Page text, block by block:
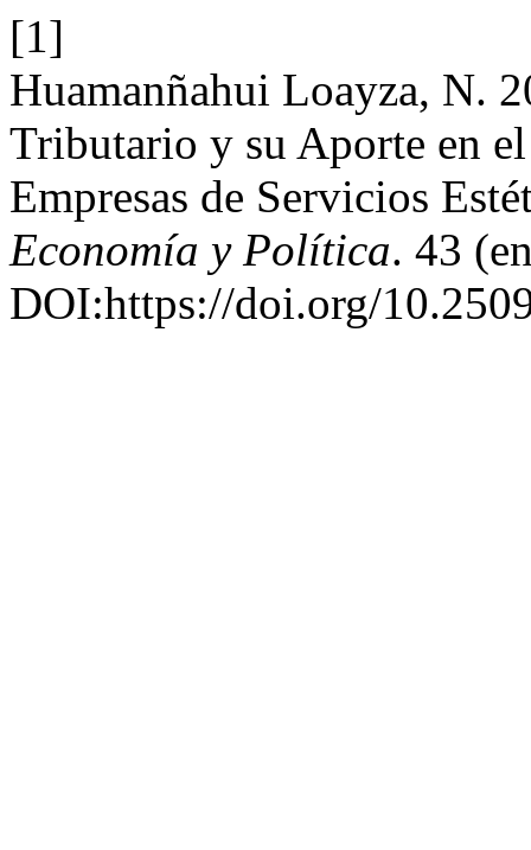
[1]
Huamanñahui Loayza, N.
Tributario y su Aporte en
Empresas de Servicios
Economía y Política. 43
DOI:https://doi.org/